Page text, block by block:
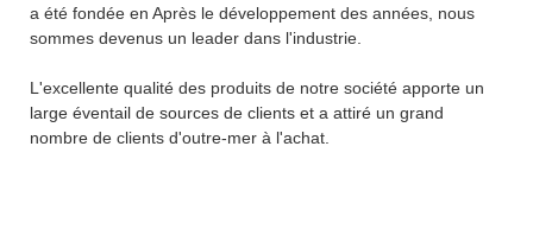
a été fondée en Après le développement des années, nous
sommes devenus un leader dans l'industrie.
L'excellente qualité des produits de notre société apporte un
large éventail de sources de clients et a attiré un grand
nombre de clients d'outre-mer à l'achat.